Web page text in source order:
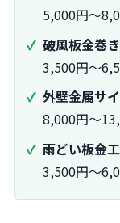
5,000円～
破風板金巻き
3,500円～
外壁金属サ
8,000円～
雨どい板金
3,500円～